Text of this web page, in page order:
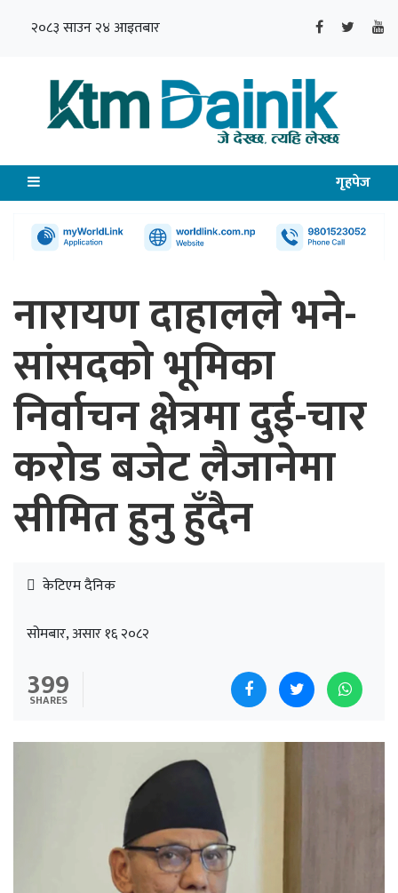
२०८३ साउन २४ आइतबार
गृहपेज
नारायण दाहालले भने-
सांसदको भूमिका
निर्वाचन क्षेत्रमा दुई-चार
करोड बजेट लैजानेमा
सीमित हुनु हुँदैन
केटिएम दैनिक
सोमबार, असार १६ २०८२
399
SHARES